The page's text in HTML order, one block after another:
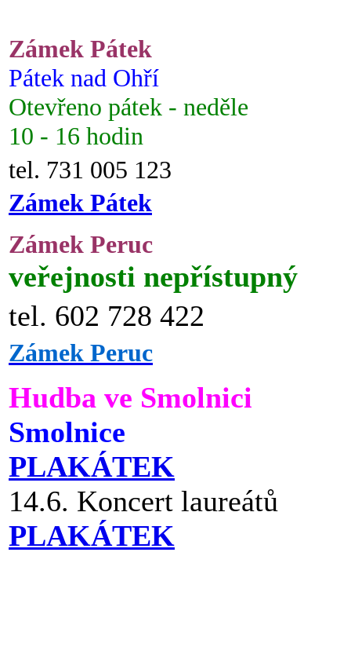
Zámek Pátek
Pátek nad Ohří
Otevřeno pátek - neděle
10 - 16 hodin
tel. 731 005 123
Zámek Pátek
Zámek Peruc
veřejnosti nepřístupný
tel. 602 728 422
Zámek Peruc
Hudba ve Smolnici
Smolnice
PLAKÁTEK
14.6. Koncert laureátů
PLAKÁTEK